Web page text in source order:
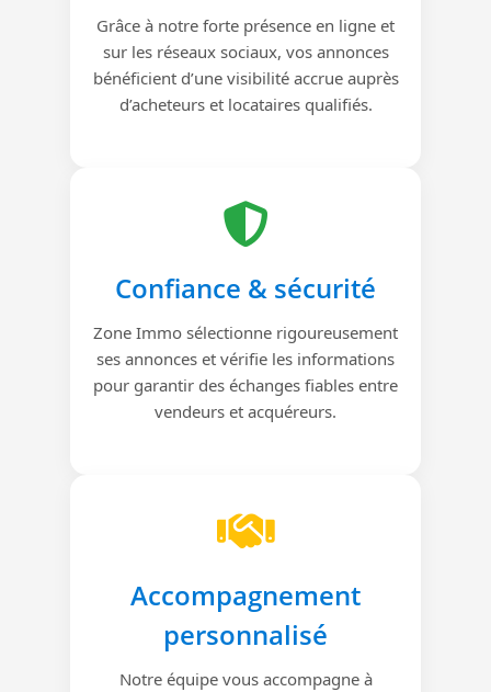
Grâce à notre forte présence en ligne et
sur les réseaux sociaux, vos annonces
bénéficient d’une visibilité accrue auprès
d’acheteurs et locataires qualifiés.
Confiance & sécurité
Zone Immo sélectionne rigoureusement
ses annonces et vérifie les informations
pour garantir des échanges fiables entre
vendeurs et acquéreurs.
Accompagnement
personnalisé
Notre équipe vous accompagne à